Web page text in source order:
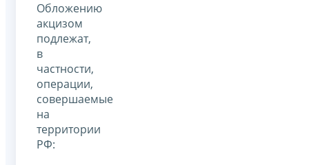
Обложению
акцизом
подлежат,
в
частности,
операции,
совершаемые
на
территории
РФ: